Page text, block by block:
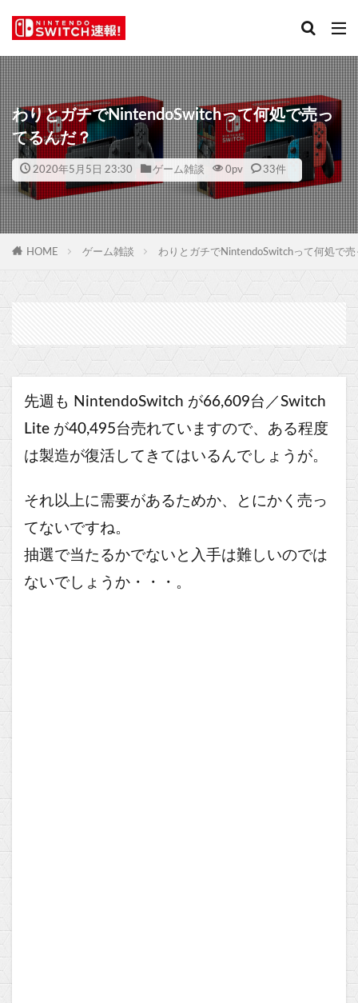
わりとガチでNintendoSwitchって何処で売っ
てるんだ？
2020年5月5日 23:30 ゲーム雑談 0pv 33件
HOME ゲーム雑談 わりとガチでNintendoSwitchって何処で
先週も NintendoSwitch が66,609台／Switch
Lite が40,495台売れていますので、ある程度
は製造が復活してきてはいるんでしょうが。
それ以上に需要があるためか、とにかく売っ
てないですね。
抽選で当たるかでないと入手は難しいのでは
ないでしょうか・・・。